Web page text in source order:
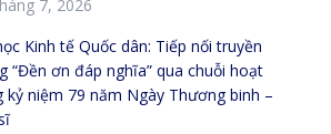
7, 2026
Kinh tế Quốc dân: Tiếp nối truyền
“Đền ơn đáp nghĩa” qua chuỗi hoạt
kỷ niệm 79 năm Ngày Thương binh –